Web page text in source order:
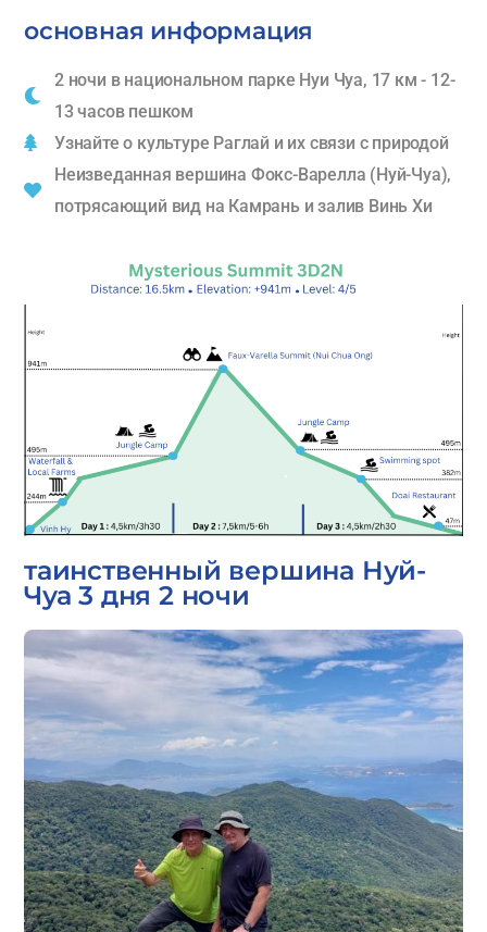
основная информация
2 ночи в национальном парке Нуи Чуа, 17 км - 12-
13 часов пешком
Узнайте о культуре Раглай и их связи с природой
Неизведанная вершина Фокс-Варелла (Нуй-Чуа),
потрясающий вид на Камрань и залив Винь Хи
таинственный вершина Нуй-
Чуа 3 дня 2 ночи